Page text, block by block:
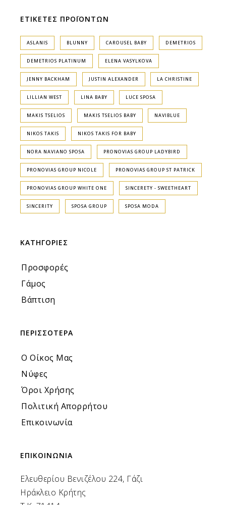
ΕΤΙΚΕΤΕΣ ΠΡΟΪΟΝΤΩΝ
ASLANIS BLUNNY CAROUSEL BABY DEMETRIOS
DEMETRIOS PLATINUM ELENA VASYLKOVA
JENNY BACKHAM JUSTIN ALEXANDER LA CHRISTINE
LILLIAN WEST LINA BABY LUCE SPOSA
MAKIS TSELIOS MAKIS TSELIOS BABY NAVIBLUE
NIKOS TAKIS NIKOS TAKIS FOR BABY
NORA NAVIANO SPOSA PRONOVIAS GROUP LADYBIRD
PRONOVIAS GROUP NICOLE PRONOVIAS GROUP ST PATRICK
PRONOVIAS GROUP WHITE ONE SINCERETY - SWEETHEART
SINCERITY SPOSA GROUP SPOSA MODA
ΚΑΤΗΓΟΡΙΕΣ
Προσφορές
Γάμος
Βάπτιση
ΠΕΡΙΣΣΟΤΕΡΑ
Ο Οίκος Μας
Νύφες
Όροι Χρήσης
Πολιτική Απορρήτου
Επικοινωνία
ΕΠΙΚΟΙΝΩΝΙΑ
Ελευθερίου Βενιζέλου 224, Γάζι
Ηράκλειο Κρήτης